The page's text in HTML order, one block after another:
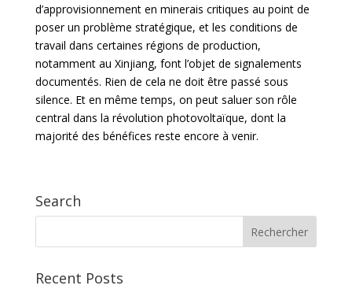
d’approvisionnement en minerais critiques au point de
poser un problème stratégique, et les conditions de
travail dans certaines régions de production,
notamment au Xinjiang, font l’objet de signalements
documentés. Rien de cela ne doit être passé sous
silence. Et en même temps, on peut saluer son rôle
central dans la révolution photovoltaïque, dont la
majorité des bénéfices reste encore à venir.
Search
Recent Posts